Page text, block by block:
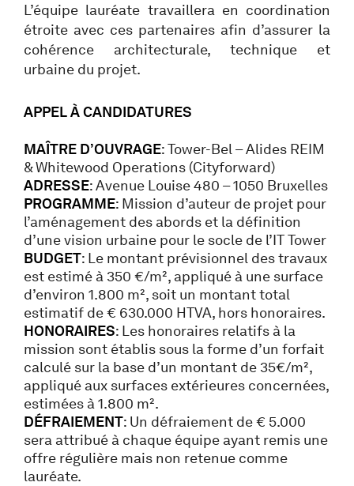
L’équipe lauréate travaillera en coordination
étroite avec ces partenaires afin d’assurer la
cohérence architecturale, technique et
urbaine du projet.
APPEL À CANDIDATURES
MAÎTRE D’OUVRAGE: Tower-Bel – Alides REIM
& Whitewood Operations (Cityforward)
ADRESSE: Avenue Louise 480 – 1050 Bruxelles
PROGRAMME: Mission d’auteur de projet pour
l’aménagement des abords et la définition
d’une vision urbaine pour le socle de l’IT Tower
BUDGET: Le montant prévisionnel des travaux
est estimé à 350 €/m², appliqué à une surface
d’environ 1.800 m², soit un montant total
estimatif de € 630.000 HTVA, hors honoraires.
HONORAIRES: Les honoraires relatifs à la
mission sont établis sous la forme d’un forfait
calculé sur la base d’un montant de 35€/m²,
appliqué aux surfaces extérieures concernées,
estimées à 1.800 m².
DÉFRAIEMENT: Un défraiement de € 5.000
sera attribué à chaque équipe ayant remis une
offre régulière mais non retenue comme
lauréate.